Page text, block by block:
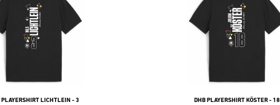
PLAYERSHIRT LICHTLEIN - 3 DHB PLAYERSHIRT KÖSTER - 18